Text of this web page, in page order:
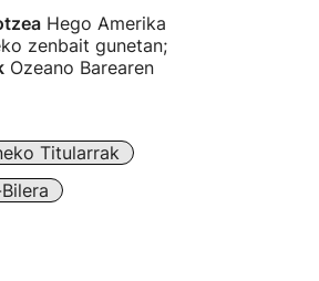
Hego Amerika
zenbait gunetan;
Ozeano Barearen
Titularrak